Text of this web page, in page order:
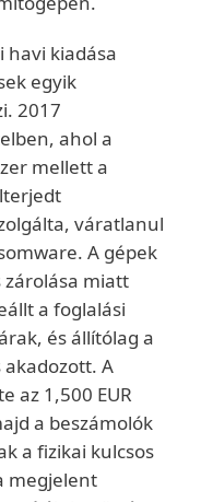
havi kiadása
egyik
2017
ahol a
mellett a
váratlanul
A gépek
zárolása miatt
a foglalási
és állítólag a
akadozott. A
az 1,500 EUR
a beszámolók
a fizikai kulcsos
megjelent